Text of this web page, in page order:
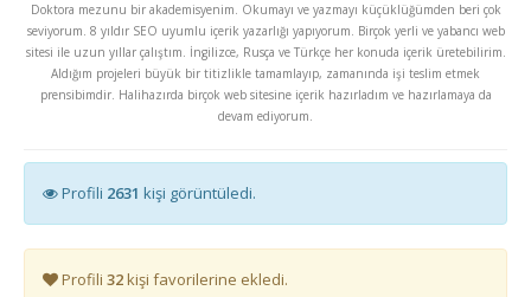
Doktora mezunu bir akademisyenim. Okumayı ve yazmayı küçüklüğümden beri çok
seviyorum. 8 yıldır SEO uyumlu içerik yazarlığı yapıyorum. Birçok yerli ve yabancı web
sitesi ile uzun yıllar çalıştım. İngilizce, Rusça ve Türkçe her konuda içerik üretebilirim.
Aldığım projeleri büyük bir titizlikle tamamlayıp, zamanında işi teslim etmek
prensibimdir. Halihazırda birçok web sitesine içerik hazırladım ve hazırlamaya da
devam ediyorum.
Profili 2631 kişi görüntüledi.
Profili 32kişi favorilerine ekledi.